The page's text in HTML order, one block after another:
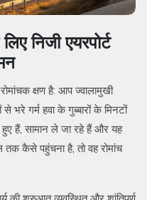
निजी एयरपोर्ट
क्षण है: आप ज्वालामुखी
भरे गर्म हवा के गुब्बारों के मिनटों
हैं, सामान ले जा रहे हैं और यह
कैसे पहुंचना है, तो वह रोमांच